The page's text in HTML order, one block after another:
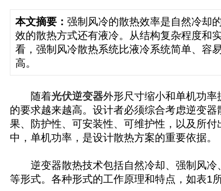
本文摘要： 强制风冷的散热效率是自然冷却
效的散热方式还有液冷。从结构复杂程度和
看，强制风冷散热系统比液冷系统简单、容
高。
随着光伏逆变器外形尺寸缩小和单机功率
的要求越来越高。设计者必须综合考虑逆变
果、防护性、可安装性、可维护性，以及所付
中，单机功率，是设计散热方案的重要依据。
逆变器散热技术包括自然冷却、强制风冷
等形式。各种形式的工作原理和特点，如表1